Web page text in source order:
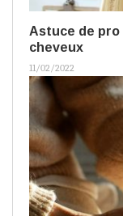
Astuce de
cheveux
11/02/2022